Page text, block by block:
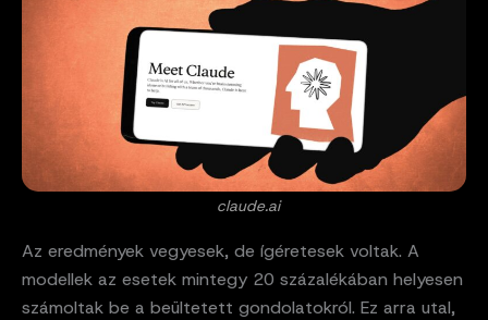
claude.ai
Az eredmények vegyesek, de ígéretesek voltak. A
modellek az esetek mintegy 20 százalékában helyesen
számoltak be a beültetett gondolatokról. Ez arra utal,